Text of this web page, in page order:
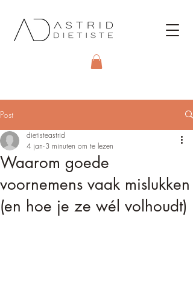
Post
Waarom goede
voornemens vaak mislukken
(en hoe je ze wél volhoudt)
dietisteastrid
4 jan 3 minuten om te lezen